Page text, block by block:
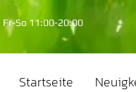
Fr-So 11:00-20:00
Startseite